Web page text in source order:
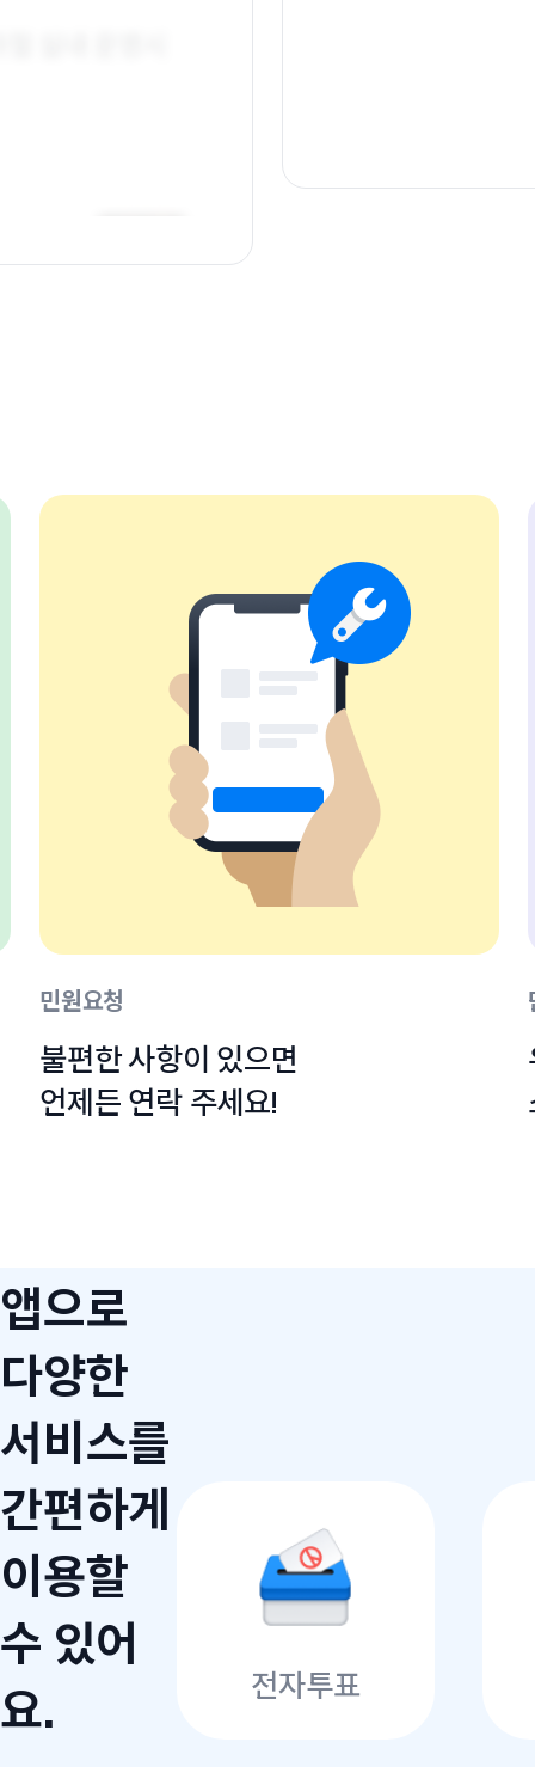
민원요청
불편한 사항이 있으면
언제든 연락 주세요!
앱으로
다양한
서비스를
간편하게
이용할
수 있어
요.
전자투표